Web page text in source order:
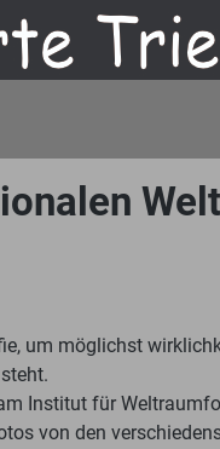
um möglichst
Institut für
von den